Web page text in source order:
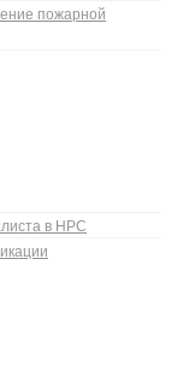
пожарной
в НРС